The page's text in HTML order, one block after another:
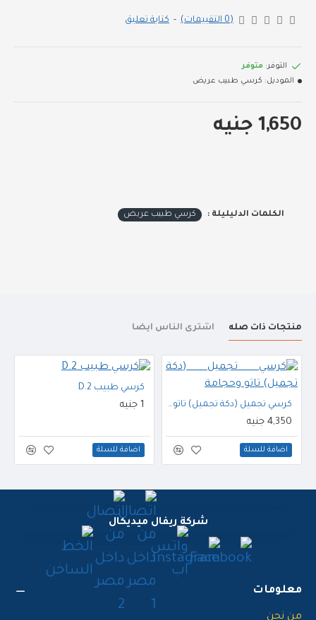
(0 التقييمات) - كتابة تعليق
1,650 جنيه
التوفر: متوفر
الموديل: كرسي طبيب عريض
الكلمات الدليليلة : كرسي طبيب عريض
منتجات ذات صله اشترى الناس أيضا
كرسي تجميل (دكة تجميل) تاتو وحجامة
4,350 جنيه
اضافة للسلة
كرسي طبيب D.2
1 جنيه
اضافة للسلة
شركة ريفال ميديكال
معلومات
من نحن